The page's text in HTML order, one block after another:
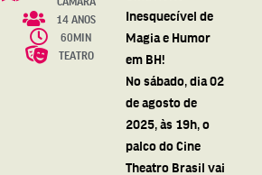
14 ANOS
60MIN
TEATRO
Inesquecível de
Magia e Humor
em BH!
No sábado, dia 02
de agosto de
2025, às 19h, o
palco do Cine
Theatro Brasil vai